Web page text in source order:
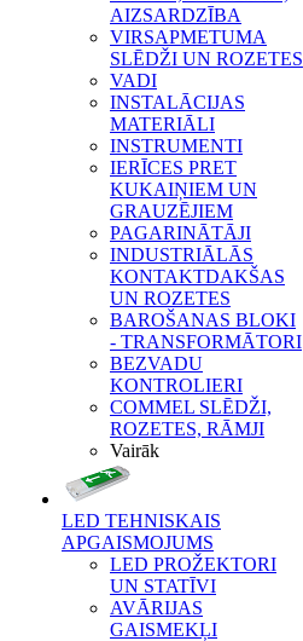
AIZSARDZĪBA
VIRSAPMETUMA
SLĒDŽI UN ROZETES
VADI
INSTALĀCIJAS
MATERIĀLI
INSTRUMENTI
IERĪCES PRET
KUKAIŅIEM UN
GRAUZĒJIEM
PAGARINĀTĀJI
INDUSTRIĀLĀS
KONTAKTDAKŠAS
UN ROZETES
BAROŠANAS BLOKI
- TRANSFORMĀTORI
BEZVADU
KONTROLIERI
COMMEL SLĒDŽI,
ROZETES, RĀMJI
Vairāk
LED TEHNISKAIS
APGAISMOJUMS
LED PROŽEKTORI
UN STATĪVI
AVĀRIJAS
GAISMEKĻI